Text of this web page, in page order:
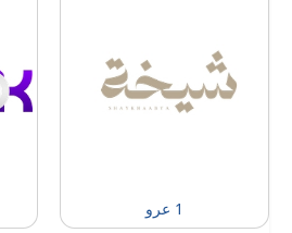
1 عرو